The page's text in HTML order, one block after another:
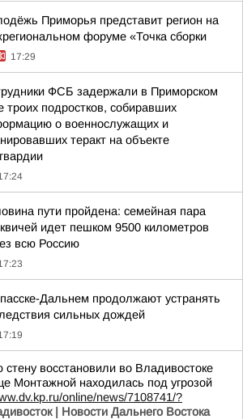
Приморья представит регион на
форуме «Точка сборки
17:29
ФСБ задержали в Приморском
троих подростков, собиравших
о военнослужащих и
теракт на объекте
пути пройдена: семейная пара
идет пешком 9500 километров
всю Россию
Дальнем продолжают устранять
сильных дождей
восстановили во Владивостоке
Монтажной находилась под угрозой
online/news/7108741/?
| Новости Дальнего Востока